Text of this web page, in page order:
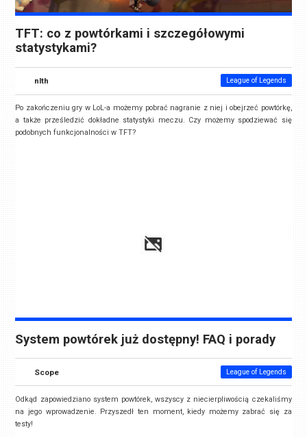
TFT: co z powtórkami i szczegółowymi
statystykami?
nlth League of Legends
Po zakończeniu gry w LoL-a możemy pobrać nagranie z niej i obejrzeć powtórkę,
a także prześledzić dokładne statystyki meczu. Czy możemy spodziewać się
podobnych funkcjonalności w TFT?
System powtórek już dostępny! FAQ i porady
Scope League of Legends
Odkąd zapowiedziano system powtórek, wszyscy z niecierpliwością czekaliśmy
na jego wprowadzenie. Przyszedł ten moment, kiedy możemy zabrać się za
testy!